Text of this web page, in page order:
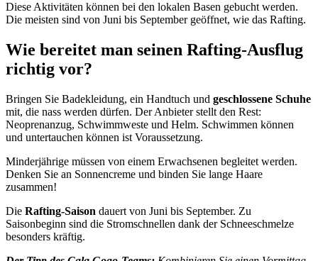
Diese Aktivitäten können bei den lokalen Basen gebucht werden.
Die meisten sind von Juni bis September geöffnet, wie das Rafting.
Wie bereitet man seinen Rafting-Ausflug
richtig vor?
Bringen Sie Badekleidung, ein Handtuch und geschlossene Schuhe
mit, die nass werden dürfen. Der Anbieter stellt den Rest:
Neoprenanzug, Schwimmweste und Helm. Schwimmen können
und untertauchen können ist Voraussetzung.
Minderjährige müssen von einem Erwachsenen begleitet werden.
Denken Sie an Sonnencreme und binden Sie lange Haare
zusammen!
Die Rafting-Saison dauert von Juni bis September. Zu
Saisonbeginn sind die Stromschnellen dank der Schneeschmelze
besonders kräftig.